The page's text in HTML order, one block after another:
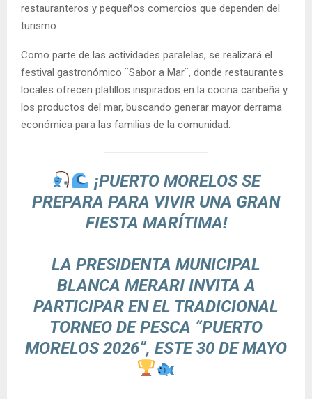
restauranteros y pequeños comercios que dependen del
turismo.
Como parte de las actividades paralelas, se realizará el
festival gastronómico ¨Sabor a Mar¨, donde restaurantes
locales ofrecen platillos inspirados en la cocina caribeña y
los productos del mar, buscando generar mayor derrama
económica para las familias de la comunidad.
¡PUERTO MORELOS SE
PREPARA PARA VIVIR UNA GRAN
FIESTA MARÍTIMA!
LA PRESIDENTA MUNICIPAL
BLANCA MERARI INVITA A
PARTICIPAR EN EL TRADICIONAL
TORNEO DE PESCA “PUERTO
MORELOS 2026”, ESTE 30 DE MAYO